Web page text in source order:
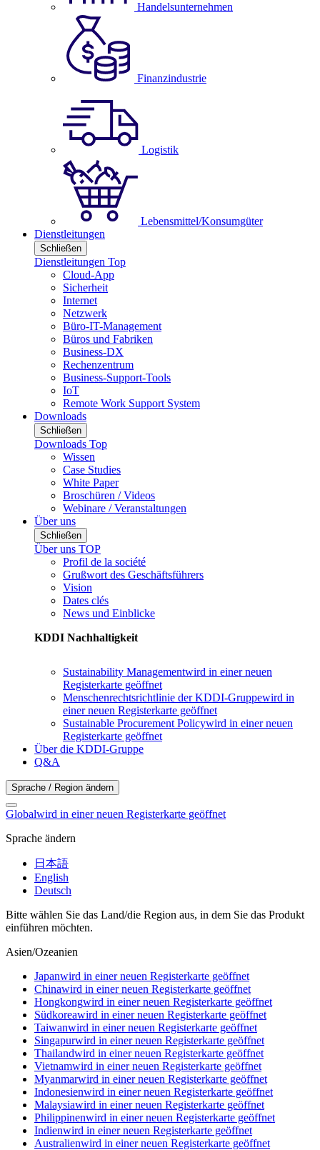
Handelsunternehmen
Finanzindustrie
Logistik
Lebensmittel/Konsumgüter
Dienstleitungen
Schließen
Dienstleitungen Top
Cloud-App
Sicherheit
Internet
Netzwerk
Büro-IT-Management
Büros und Fabriken
Business-DX
Rechenzentrum
Business-Support-Tools
IoT
Remote Work Support System
Downloads
Schließen
Downloads Top
Wissen
Case Studies
White Paper
Broschüren / Videos
Webinare / Veranstaltungen
Über uns
Schließen
Über uns TOP
Profil de la société
Grußwort des Geschäftsführers
Vision
Dates clés
News und Einblicke
KDDI Nachhaltigkeit
Sustainability Managementwird in einer neuen
Registerkarte geöffnet
Menschenrechtsrichtlinie der KDDI-Gruppewird in
einer neuen Registerkarte geöffnet
Sustainable Procurement Policywird in einer neuen
Registerkarte geöffnet
Über die KDDI-Gruppe
Q&A
Sprache / Region ändern
Globalwird in einer neuen Registerkarte geöffnet
Sprache ändern
日本語
English
Deutsch
Bitte wählen Sie das Land/die Region aus, in dem Sie das Produkt
einführen möchten.
Asien/Ozeanien
Japanwird in einer neuen Registerkarte geöffnet
Chinawird in einer neuen Registerkarte geöffnet
Hongkongwird in einer neuen Registerkarte geöffnet
Südkoreawird in einer neuen Registerkarte geöffnet
Taiwanwird in einer neuen Registerkarte geöffnet
Singapurwird in einer neuen Registerkarte geöffnet
Thailandwird in einer neuen Registerkarte geöffnet
Vietnamwird in einer neuen Registerkarte geöffnet
Myanmarwird in einer neuen Registerkarte geöffnet
Indonesienwird in einer neuen Registerkarte geöffnet
Malaysiawird in einer neuen Registerkarte geöffnet
Philippinenwird in einer neuen Registerkarte geöffnet
Indienwird in einer neuen Registerkarte geöffnet
Australienwird in einer neuen Registerkarte geöffnet